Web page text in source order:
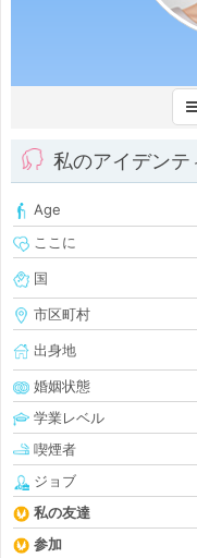
私のアイデンテ
Age
ここに
国
市区町村
出身地
婚姻状態
学業レベル
喫煙者
ジョブ
私の友達
参加